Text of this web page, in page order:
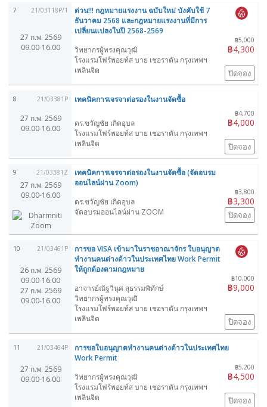
7 21/03118P/1
27 ก.พ. 2569
09.00-16.00
ด่วน!!! กฎหมายแรงงาน ฉบับใหม่ บังคับใช้ 7
ธันวาคม 2568 และกฎหมายแรงงานที่มีการ
เปลี่ยนแปลงในปี 2568-2569
฿5,000
฿4,300
วิทยากรผู้ทรงคุณวุฒิ
โรงแรมโฟร์พอยท์ส บาย เชอราตัน กรุงเทพฯ
เพลินจิต
ปิดจอง
8 21/03381P
27 ก.พ. 2569
09.00-16.00
เทคนิคการเจรจาต่อรองในงานจัดซื้อ
฿4,700
฿4,000
ดร.ขวัญชัย เกิดอุบล
โรงแรมโฟร์พอยท์ส บาย เชอราตัน กรุงเทพฯ
เพลินจิต
ปิดจอง
9 21/03381Z
27 ก.พ. 2569
09.00-16.00
เทคนิคการเจรจาต่อรองในงานจัดซื้อ (จัดอบรม
ออนไลน์ผ่าน Zoom)
฿3,800
฿3,300
ดร.ขวัญชัย เกิดอุบล
จัดอบรมออนไลน์ผ่าน ZOOM
ปิดจอง
10 21/03461P
26 ก.พ. 2569
09.00-16.00
27 ก.พ. 2569
09.00-16.00
การขอ VISA เข้ามาในราชอาณาจักร ใบอนุญาต
ทำงานคนต่างด้าวในประเทศไทย Work Permit
ให้ถูกต้องตามกฎหมาย
฿10,000
฿9,000
อาจารย์ณัฐวินุศ สุธรรมพิทักษ์
วิทยากรผู้ทรงคุณวุฒิ
โรงแรมโฟร์พอยท์ส บาย เชอราตัน กรุงเทพฯ
เพลินจิต
ปิดจอง
11 21/03464P
27 ก.พ. 2569
09.00-16.00
การขอใบอนุญาตทำงานคนต่างด้าวในประเทศไทย
Work Permit
฿5,200
฿4,500
วิทยากรผู้ทรงคุณวุฒิ
โรงแรมโฟร์พอยท์ส บาย เชอราตัน กรุงเทพฯ
เพลินจิต
ปิดจอง